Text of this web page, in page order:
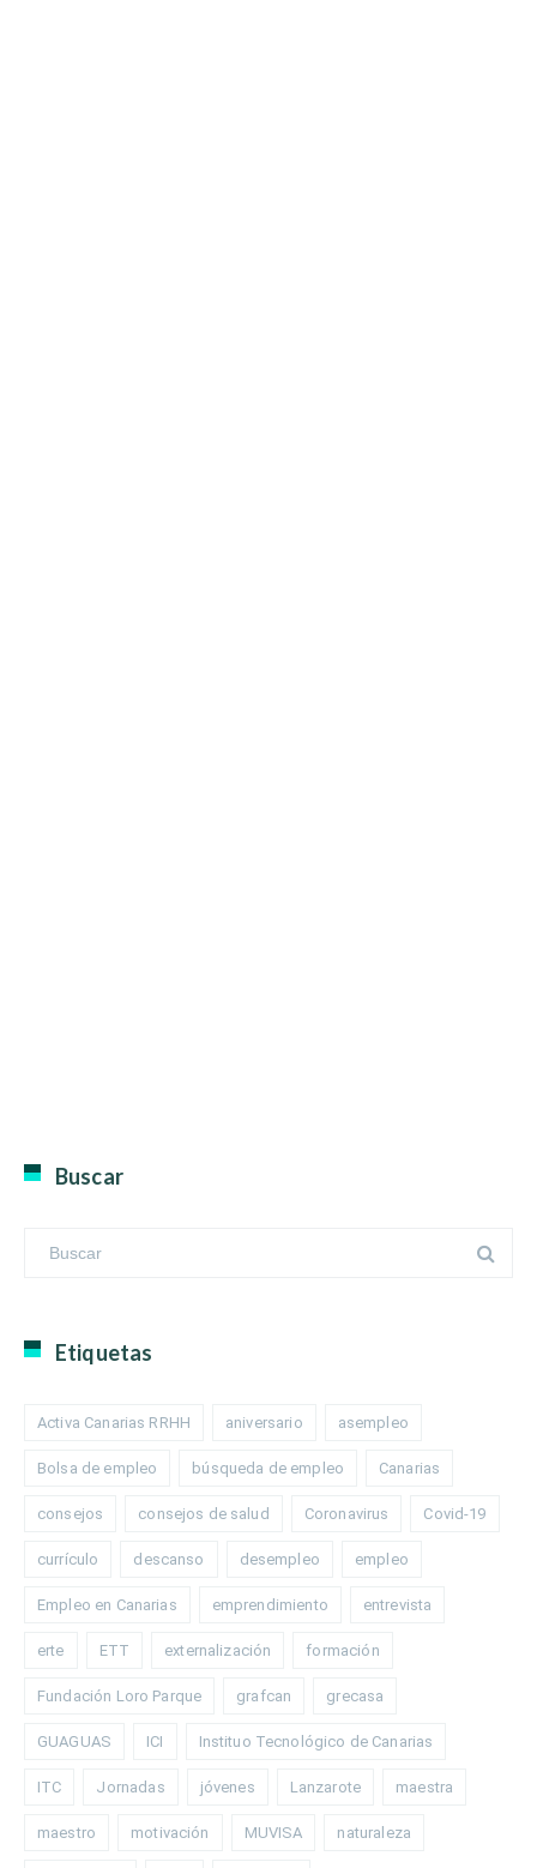
Buscar
Etiquetas
Activa Canarias RRHH aniversario asempleo
Bolsa de empleo búsqueda de empleo Canarias
consejos consejos de salud Coronavirus Covid-19
currículo descanso desempleo empleo
Empleo en Canarias emprendimiento entrevista
erte ETT externalización formación
Fundación Loro Parque grafcan grecasa
GUAGUAS ICI Instituo Tecnológico de Canarias
ITC Jornadas jóvenes Lanzarote maestra
maestro motivación MUVISA naturaleza